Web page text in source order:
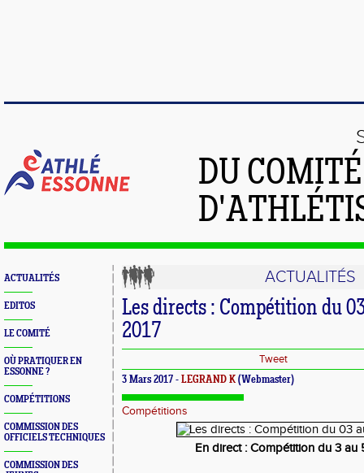
DU
ACTUALITÉS
EDITOS
LE COMITÉ
OÙ PRATIQUER EN
ESSONNE ?
COMPÉTITIONS
COMMISSION DES
OFFICIELS TECHNIQUES
COMMISSION DES
ACTUALITÉS
Les directs : Compétition du
2017
Tweet
3 Mars 2017 - LEGRAND K (Webmaster)
Compétitions
En direct : Compétition du 3 au